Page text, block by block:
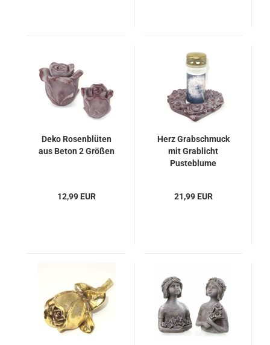
Deko Rosenblüten
aus Beton 2 Größen
12,99 EUR
Herz Grabschmuck
mit Grablicht
Pusteblume
21,99 EUR